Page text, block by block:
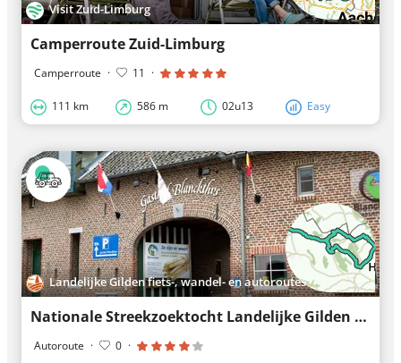
Visit Zuid-Limburg
Camperroute Zuid-Limburg
Camperroute · 11 ·
111 km 586 m 02u13 Easy
Landelijke Gilden fiets-, wandel- en autoroutes
Nationale Streekzoektocht Landelijke Gilden 2017 (auto)
Autoroute · 0 ·